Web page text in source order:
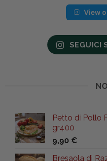
View
SEGUICI
Petto di Pollo
gr400
9,90 €
Bresaola di